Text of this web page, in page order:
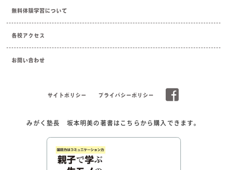
無料体験学習について
各校アクセス
お問い合わせ
サイトポリシー プライバシーポリシー
みがく塾長 坂本明美の著書はこちらから購入できます。